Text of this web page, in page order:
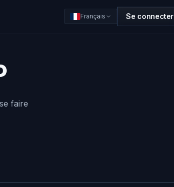
Français Se connecter
faire